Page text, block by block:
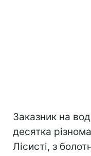
Заказник на
десятка
Лісисті, з